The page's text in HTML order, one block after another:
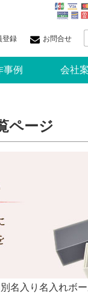
登録 お問合せ
事例 会社
ページ
名入り名入れボ